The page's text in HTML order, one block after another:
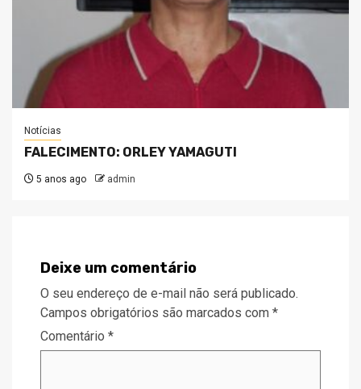
Notícias
FALECIMENTO: ORLEY YAMAGUTI
5 anos ago admin
Deixe um comentário
O seu endereço de e-mail não será publicado.
Campos obrigatórios são marcados com *
Comentário *